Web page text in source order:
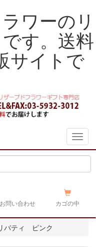
ワーのリ
す。送料
サイトで
お問い合わせ カゴの中
バティ ピンク